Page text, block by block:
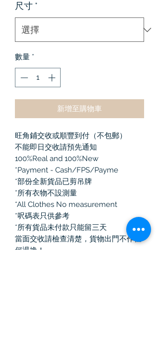
尺寸 *
數量 *
新增至購物車
旺角鋪交收或順豐到付（不包郵）
不能即日交收請預先通知
100%Real and 100%New
*Payment - Cash/FPS/Payme
*部份全新貨品已剪吊牌
*所有衣物不設測量
*All Clothes No measurement
*呎碼表只供參考
*所有貨品未付款只能留三天
當面交收請檢查清楚，貨物出門不作任
何退換！